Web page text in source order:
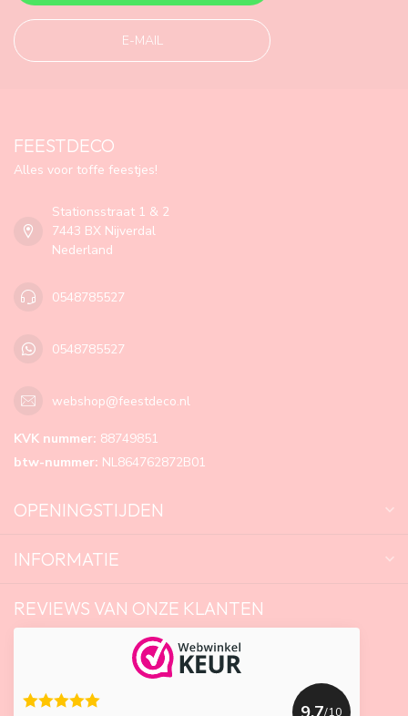
E-MAIL
FEESTDECO
Alles voor toffe feestjes!
Stationsstraat 1 & 2
7443 BX Nijverdal
Nederland
0548785527
0548785527
webshop@feestdeco.nl
KVK nummer: 88749851
btw-nummer: NL864762872B01
OPENINGSTIJDEN
INFORMATIE
REVIEWS VAN ONZE KLANTEN
/10